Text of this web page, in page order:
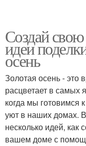
Создай
идеи
осень
Золотая осень - это
расцветает в самых
когда мы готовимся
уют в наших домах.
несколько идей,
вашем доме с